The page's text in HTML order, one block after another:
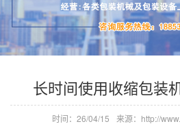
长时间使用收缩包装
时间：26/04/15 来源：http://